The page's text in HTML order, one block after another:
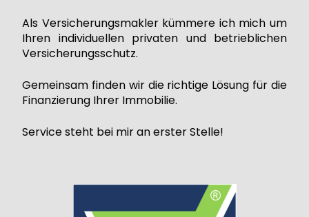
Als Versicherungsmakler kümmere ich mich um
Ihren individuellen privaten und betrieblichen
Versicherungsschutz.
Gemeinsam finden wir die richtige Lösung für die
Finanzierung Ihrer Immobilie.
Service steht bei mir an erster Stelle!